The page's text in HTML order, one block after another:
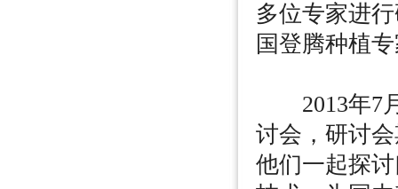
多位专家进
国登腾种植
2013年7月
讨会，研讨
他们一起探